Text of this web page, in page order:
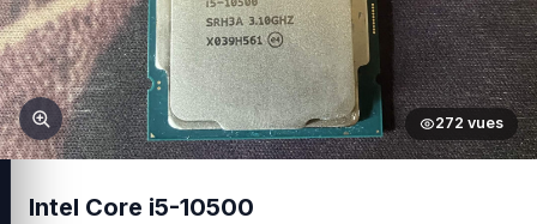
272 vues
Intel Core i5-10500